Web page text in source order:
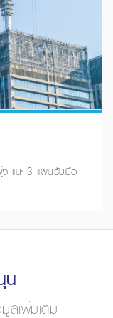
แนะ 3 แผนรับมือ
น
เพิ่มเติม